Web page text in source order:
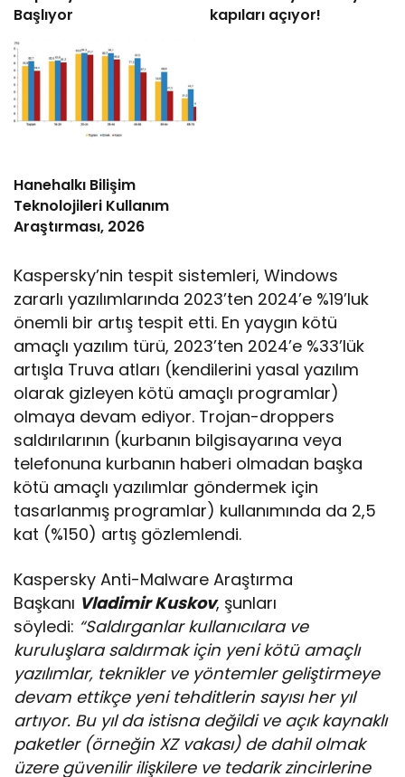
Başlıyor
kapıları açıyor!
Hanehalkı Bilişim
Teknolojileri Kullanım
Araştırması, 2026
Kaspersky’nin tespit sistemleri, Windows
zararlı yazılımlarında 2023’ten 2024’e %19’luk
önemli bir artış tespit etti. En yaygın kötü
amaçlı yazılım türü, 2023’ten 2024’e %33’lük
artışla Truva atları (kendilerini yasal yazılım
olarak gizleyen kötü amaçlı programlar)
olmaya devam ediyor. Trojan-droppers
saldırılarının (kurbanın bilgisayarına veya
telefonuna kurbanın haberi olmadan başka
kötü amaçlı yazılımlar göndermek için
tasarlanmış programlar) kullanımında da 2,5
kat (%150) artış gözlemlendi.
Kaspersky Anti-Malware Araştırma
Başkanı Vladimir Kuskov, şunları
söyledi: “Saldırganlar kullanıcılara ve
kuruluşlara saldırmak için yeni kötü amaçlı
yazılımlar, teknikler ve yöntemler geliştirmeye
devam ettikçe yeni tehditlerin sayısı her yıl
artıyor. Bu yıl da istisna değildi ve açık kaynaklı
paketler (örneğin XZ vakası) de dahil olmak
üzere güvenilir ilişkilere ve tedarik zincirlerine